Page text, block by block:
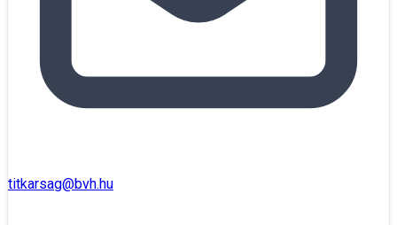
titkarsag@bvh.hu